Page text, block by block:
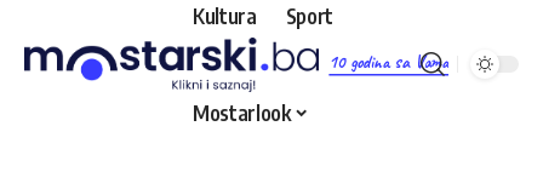
10 godina sa Vama
Kultura Sport
Mostarlook